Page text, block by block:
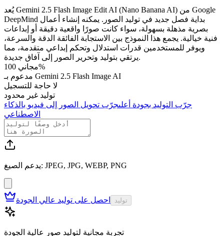
يُعد Gemini 2.5 Flash Image Edit AI (Nano Banana AI) من Google
DeepMind بداية فصل جديد في توليد الصور. يمكنه إنشاء أعمال
بصرية مذهلة بسهولة، سواء كانت صورًا واقعية دقيقة أو إبداعات
فنية خيالية. يجمع هذا النموذج بين الاستجابة الفائقة الدقة والسرعة،
ويوفر للمستخدمين قدرات استدلال وتحكم إبداعي متقدمة، مما
يرتقي بتوليد وتحرير الصور إلى آفاق جديدة.
مجاني 100%
مدعوم بـ Gemini 2.5 Flash Image AI
لا حاجة للتسجيل
توليد غير محدود
جرّب التوليد بجودة أعلىجرّب تحويل الصور إلى فيديو بالذكاء
الاصطناعي
يدعم الصيغ: JPEG, JPG, WEBP, PNG
احصل على توليد عالي الجودة توليد
تجربة مجانية لتوليد صور عالية الجودة